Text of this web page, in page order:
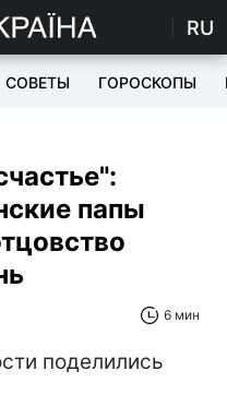
RU
СОВЕТЫ ГОРОСКОПЫ
папы
6 мин
поделились